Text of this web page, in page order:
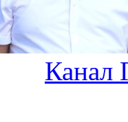
Канал